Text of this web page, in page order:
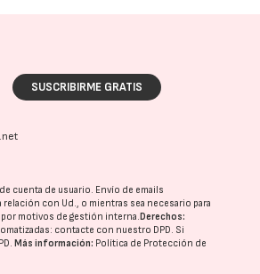
SUSCRIBIRME GRATIS
cuenta de usuario. Envío de emails
relación con Ud., o mientras sea necesario para
por motivos de gestión interna. Derechos:
contacte con nuestro DPD. Si
. Más información: Política de Protección de